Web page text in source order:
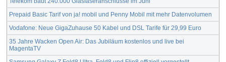
Prepaid Basic Tarif von ja! mobil und Penny Mobil mit mehr Datenvolumen
Vodafone: Neue GigaZuhause 50 Kabel und DSL Tarife für 29,99 Euro
35 Jahre Wacken Open Air: Das Jubiläum kostenlos und live bei
MagentaTV